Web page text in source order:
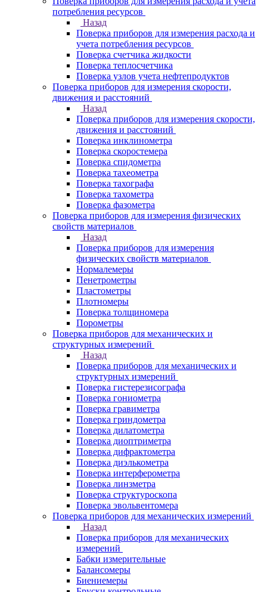
потребления ресурсов
Назад
Поверка приборов для измерения расхода и
учета потребления ресурсов
Поверка счетчика жидкости
Поверка теплосчетчика
Поверка узлов учета нефтепродуктов
Поверка приборов для измерения скорости,
движения и расстояний
Назад
Поверка приборов для измерения скорости,
движения и расстояний
Поверка инклинометра
Поверка скоростемера
Поверка спидометра
Поверка тахеометра
Поверка тахографа
Поверка тахометра
Поверка фазометра
Поверка приборов для измерения физических
свойств материалов
Назад
Поверка приборов для измерения
физических свойств материалов
Нормалемеры
Пенетрометры
Пластометры
Плотномеры
Поверка толщиномера
Порометры
Поверка приборов для механических и
структурных измерений
Назад
Поверка приборов для механических и
структурных измерений
Поверка гистерезисографа
Поверка гониометра
Поверка гравиметра
Поверка гриндометра
Поверка дилатометра
Поверка диоптриметра
Поверка дифрактометра
Поверка диэлькометра
Поверка интерферометра
Поверка линзметра
Поверка структуроскопа
Поверка эвольвентомера
Поверка приборов для механических измерений
Назад
Поверка приборов для механических
измерений
Бабки измерительные
Балансомеры
Биениемеры